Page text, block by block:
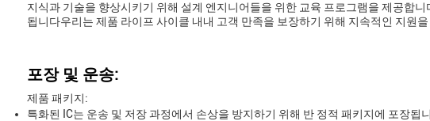
지식과 기술을 향상시키기 위해 설계 엔지니어들을 위한 교육 프로그램을 제공합
됩니다우리는 제품 라이프 사이클 내내 고객 만족을 보장하기 위해 지속적인 지원을
포장 및 운송:
제품 패키지:
특화된 IC는 운송 및 저장 과정에서 손상을 방지하기 위해 반 정적 패키지에 포장됩